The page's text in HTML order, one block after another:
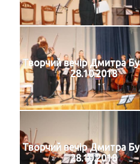
Творчий вечір Дмитра
28.10.2018
Творчий вечір Дмитра
28.10.2018